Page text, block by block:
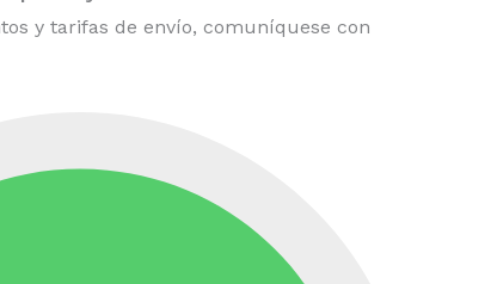
y tarifas de envío, comuníquese con